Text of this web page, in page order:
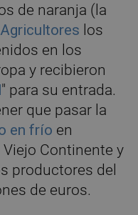
de naranja (la
los
en los
y recibieron
" para su entrada.
que pasar la
en frío en
Continente y
productores del
de euros.